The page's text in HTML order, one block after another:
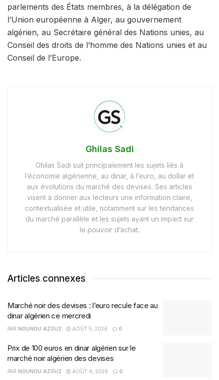
parlements des États membres, à la délégation de
l’Union européenne à Alger, au gouvernement
algérien, au Secrétaire général des Nations unies, au
Conseil des droits de l’homme des Nations unies et au
Conseil de l’Europe.
Ghilas Sadi
Ghilas Sadi suit principalement les sujets liés à
l’économie algérienne, au dinar, à l’euro, au dollar et
aux évolutions du marché des devises. Ses articles
visent à donner aux lecteurs une information claire,
contextualisée et utile, notamment sur les tendances
du marché parallèle et les sujets ayant un impact sur
le pouvoir d’achat.
Articles connexes
Marché noir des devises : l’euro recule face au
dinar algérien ce mercredi
PAR NOUNOU AZOUZ AOÛT 5, 2026 0
Prix de 100 euros en dinar algérien sur le
marché noir algérien des devises
PAR NOUNOU AZOUZ AOÛT 4, 2026 0